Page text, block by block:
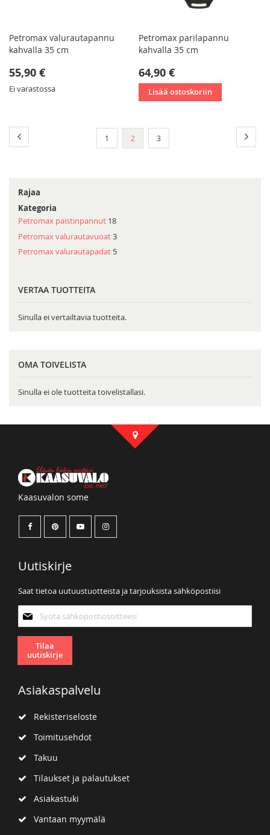
Petromax valurautapannu
kahvalla 35 cm
55,90 €
Ei varastossa
Petromax parilapannu
kahvalla 35 cm
64,90 €
Lisää ostoskoriin
Sivu
Sivu
1
You're
currently
2 Sivu
3
Rajaa
Kategoria
Petromax paistinpannut 18
Petromax valurautavuoat3
Petromax valurautapadat 5
VERTAA TUOTTEITA
Sinulla ei vertailtavia tuotteita.
OMA TOIVELISTA
Sinulla ei ole tuotteita toivelistallasi.
Kaasuvalon some
Uutiskirje
Saat tietoa uutuustuotteista ja tarjouksista sähköpostiisi
uutiskirjeemme:
Tilaa
uutiskirje
Asiakaspalvelu
Rekisteriseloste
Toimitusehdot
Takuu
Tilaukset ja palautukset
Asiakastuki
Vantaan myymälä